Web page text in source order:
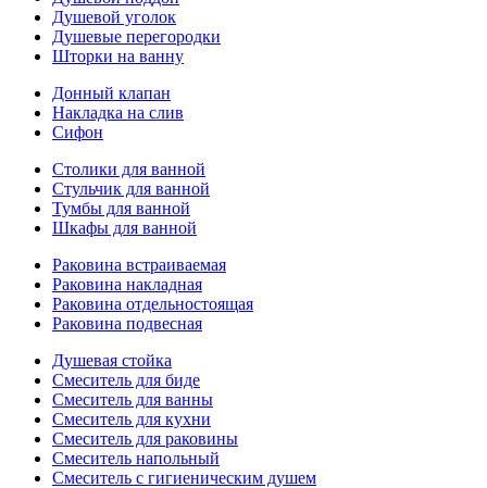
Душевой уголок
Душевые перегородки
Шторки на ванну
Донный клапан
Накладка на слив
Сифон
Столики для ванной
Стульчик для ванной
Тумбы для ванной
Шкафы для ванной
Раковина встраиваемая
Раковина накладная
Раковина отдельностоящая
Раковина подвесная
Душевая стойка
Смеситель для биде
Смеситель для ванны
Смеситель для кухни
Смеситель для раковины
Смеситель напольный
Смеситель с гигиеническим душем